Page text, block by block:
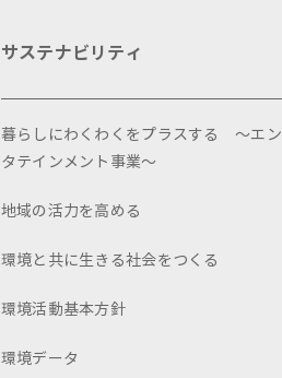
サステナビリティ
暮らしにわくわくをプラスする ～エン
タテインメント事業～
地域の活力を高める
環境と共に生きる社会をつくる
環境活動基本方針
環境データ